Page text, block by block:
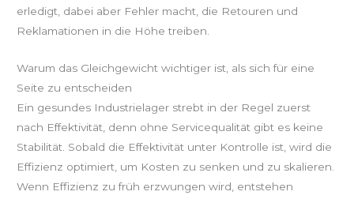
erledigt, dabei aber Fehler macht, die Retouren und
Reklamationen in die Höhe treiben.
Warum das Gleichgewicht wichtiger ist, als sich für eine
Seite zu entscheiden
Ein gesundes Industrielager strebt in der Regel zuerst
nach Effektivität, denn ohne Servicequalität gibt es keine
Stabilität. Sobald die Effektivität unter Kontrolle ist, wird die
Effizienz optimiert, um Kosten zu senken und zu skalieren.
Wenn Effizienz zu früh erzwungen wird, entstehen